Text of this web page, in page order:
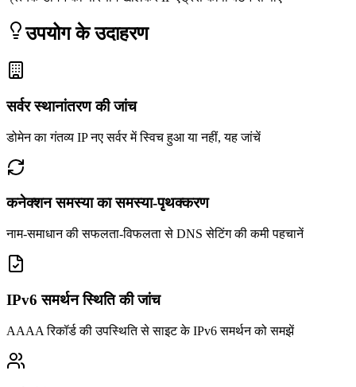
उपयोग के उदाहरण
सर्वर स्थानांतरण की जांच
डोमेन का गंतव्य IP नए सर्वर में स्विच हुआ या नहीं, यह जांचें
कनेक्शन समस्या का समस्या-पृथक्करण
नाम-समाधान की सफलता-विफलता से DNS सेटिंग की कमी पहचानें
IPv6 समर्थन स्थिति की जांच
AAAA रिकॉर्ड की उपस्थिति से साइट के IPv6 समर्थन को समझें